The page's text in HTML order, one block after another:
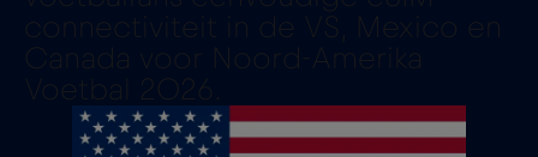
connectiviteit in de VS, Mexico en
Canada voor Noord-Amerika
Voetbal 2026.